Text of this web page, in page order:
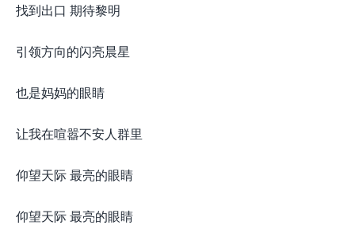
找到出口 期待黎明
引领方向的闪亮晨星
也是妈妈的眼睛
让我在喧嚣不安人群里
仰望天际 最亮的眼睛
仰望天际 最亮的眼睛